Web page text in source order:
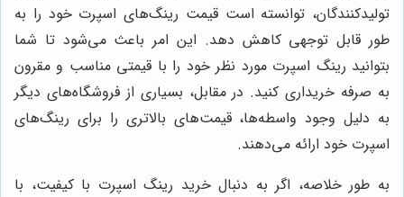
تولیدکنندگان، توانسته است قیمت رینگ‌های اسپرت خود را به
طور قابل توجهی کاهش دهد. این امر باعث می‌شود تا شما
بتوانید رینگ اسپرت مورد نظر خود را با قیمتی مناسب و مقرون
به صرفه خریداری کنید. در مقابل، بسیاری از فروشگاه‌های دیگر
به دلیل وجود واسطه‌ها، قیمت‌های بالاتری را برای رینگ‌های
اسپرت خود ارائه می‌دهند.
به طور خلاصه، اگر به دنبال خرید رینگ اسپرت با کیفیت، با